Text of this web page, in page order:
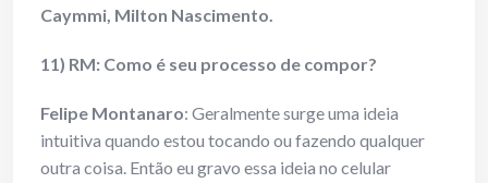
Caymmi, Milton Nascimento.
11) RM: Como é seu processo de compor?
Felipe Montanaro: Geralmente surge uma ideia
intuitiva quando estou tocando ou fazendo qualquer
outra coisa. Então eu gravo essa ideia no celular